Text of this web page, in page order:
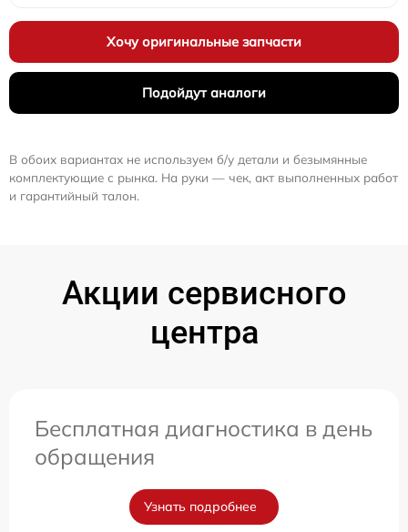
Хочу оригинальные запчасти
Подойдут аналоги
В обоих вариантах не используем б/у детали и безымянные
комплектующие с рынка. На руки — чек, акт выполненных работ
и гарантийный талон.
Акции сервисного
центра
Бесплатная диагностика в день
обращения
Узнать подробнее